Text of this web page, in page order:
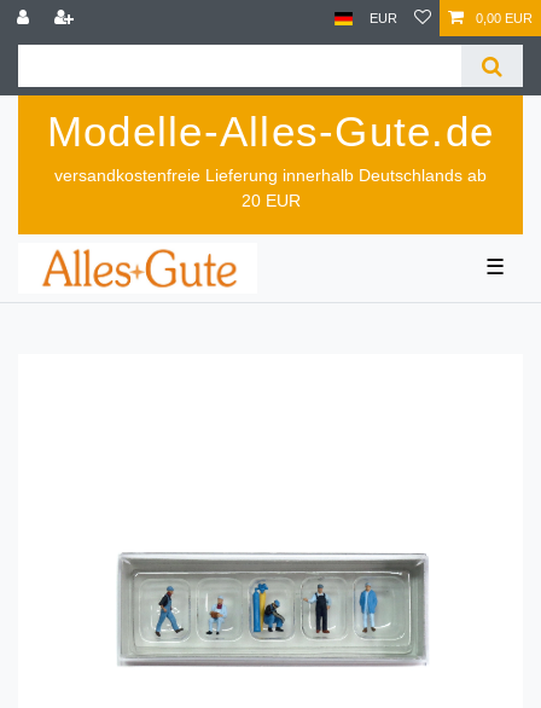
EUR 0,00 EUR
Modelle-Alles-Gute.de
versandkostenfreie Lieferung innerhalb Deutschlands ab
20 EUR
☰